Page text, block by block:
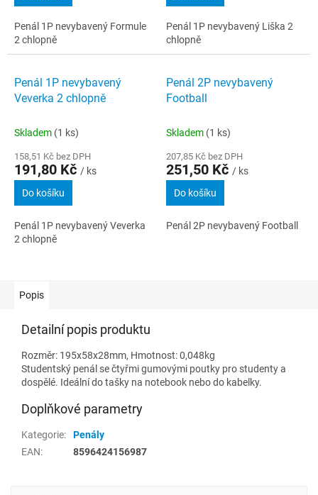
Penál 1P nevybavený Formule
2 chlopně
Penál 1P nevybavený Liška 2
chlopně
Penál 1P nevybavený
Veverka 2 chlopně
Skladem (1 ks)
158,51 Kč bez DPH
191,80 Kč / ks
Do košíku
Penál 1P nevybavený Veverka
2 chlopně
Penál 2P nevybavený
Football
Skladem (1 ks)
207,85 Kč bez DPH
251,50 Kč / ks
Do košíku
Penál 2P nevybavený Football
Popis
Detailní popis produktu
Rozměr: 195x58x28mm, Hmotnost: 0,048kg
Studentský penál se čtyřmi gumovými poutky pro studenty a
dospělé. Ideální do tašky na notebook nebo do kabelky.
Doplňkové parametry
Kategorie:
Penály
EAN: 8596424156987